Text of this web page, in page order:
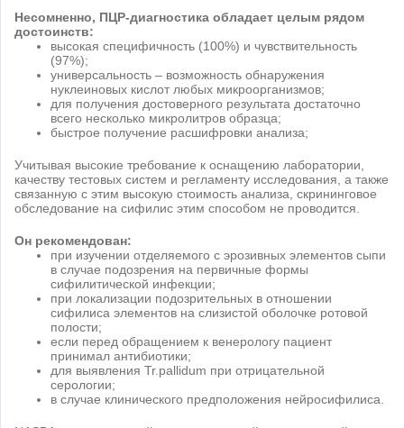
Несомненно, ПЦР-диагностика обладает целым рядом
достоинств:
высокая специфичность (100%) и чувствительность
(97%);
универсальность – возможность обнаружения
нуклеиновых кислот любых микроорганизмов;
для получения достоверного результата достаточно
всего несколько микролитров образца;
быстрое получение расшифровки анализа;
Учитывая высокие требование к оснащению лаборатории,
качеству тестовых систем и регламенту исследования, а также
связанную с этим высокую стоимость анализа, скрининговое
обследование на сифилис этим способом не проводится.
Он рекомендован:
при изучении отделяемого с эрозивных элементов сыпи
в случае подозрения на первичные формы
сифилитической инфекции;
при локализации подозрительных в отношении
сифилиса элементов на слизистой оболочке ротовой
полости;
если перед обращением к венерологу пациент
принимал антибиотики;
для выявления Tr.pallidum при отрицательной
серологии;
в случае клинического предположения нейросифилиса.